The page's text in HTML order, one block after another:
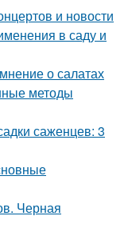
и новости
в саду и
о салатах
методы
саженцев: 3
Черная